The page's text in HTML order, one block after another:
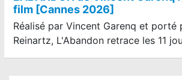
film [Cannes 2026]
Réalisé par Vincent Garenq et porté
Reinartz, L'Abandon retrace les 11